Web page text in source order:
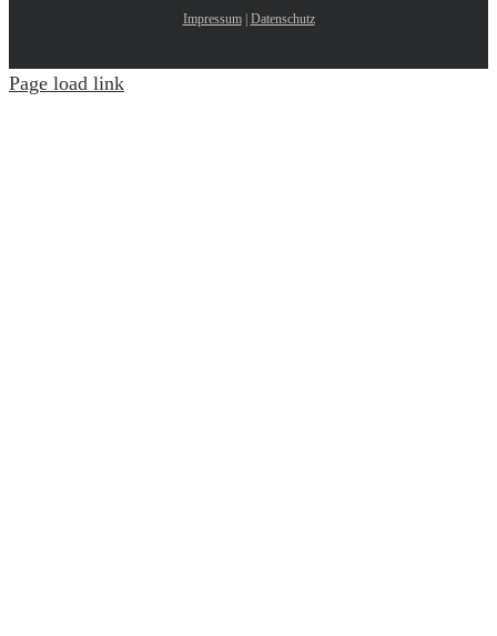
Impressum| Datenschutz
Page load link